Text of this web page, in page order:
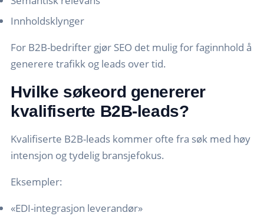
Innholdsklynger
For B2B-bedrifter gjør SEO det mulig for faginnhold å
generere trafikk og leads over tid.
Hvilke søkeord genererer
kvalifiserte B2B-leads?
Kvalifiserte B2B-leads kommer ofte fra søk med høy
intensjon og tydelig bransjefokus.
Eksempler:
«EDI-integrasjon leverandør»